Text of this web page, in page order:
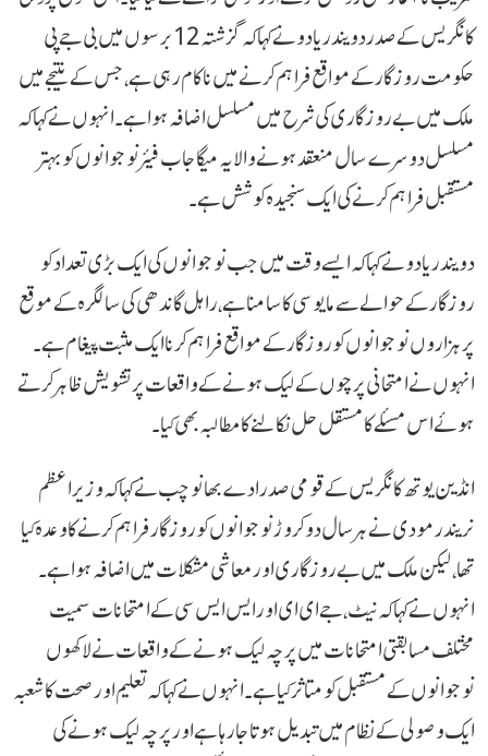
کانگریس کے صدر دویندر یادو نے کہا کہ گزشتہ 12 برسوں میں بی جے پی
حکومت روزگار کے مواقع فراہم کرنے میں ناکام رہی ہے، جس کے نتیجے میں
ملک میں بے روزگاری کی شرح میں مسلسل اضافہ ہوا ہے۔ انہوں نے کہا کہ
مسلسل دوسرے سال منعقد ہونے والا یہ میگا جاب فیئر نوجوانوں کو بہتر
مستقبل فراہم کرنے کی ایک سنجیدہ کوشش ہے۔
دویندر یادو نے کہا کہ ایسے وقت میں جب نوجوانوں کی ایک بڑی تعداد کو
روزگار کے حوالے سے مایوسی کا سامنا ہے، راہل گاندھی کی سالگرہ کے موقع
پر ہزاروں نوجوانوں کو روزگار کے مواقع فراہم کرنا ایک مثبت پیغام ہے۔
انہوں نے امتحانی پرچوں کے لیک ہونے کے واقعات پر تشویش ظاہر کرتے
ہوئے اس مسئلے کا مستقل حل نکالنے کا مطالبہ بھی کیا۔
انڈین یوتھ کانگریس کے قومی صدر ادے بھانو چب نے کہا کہ وزیر اعظم
نریندر مودی نے ہر سال دو کروڑ نوجوانوں کو روزگار فراہم کرنے کا وعدہ کیا
تھا، لیکن ملک میں بے روزگاری اور معاشی مشکلات میں اضافہ ہوا ہے۔
انہوں نے کہا کہ نیٹ، جے ای ای اور ایس ایس سی کے امتحانات سمیت
مختلف مسابقتی امتحانات میں پرچہ لیک ہونے کے واقعات نے لاکھوں
نوجوانوں کے مستقبل کو متاثر کیا ہے۔انہوں نے کہا کہ تعلیم اور صحت کا شعبہ
ایک وصولی کے نظام میں تبدیل ہوتا جا رہا ہے اور پرچہ لیک ہونے کی